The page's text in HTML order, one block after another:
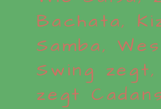
Bachata,
Samba,
Swing zegt,
zegt